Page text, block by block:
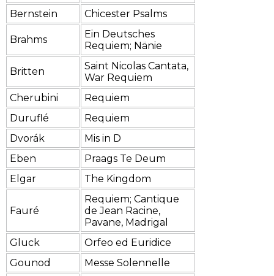
Bernstein
Chicester Psalms
Brahms
Ein Deutsches
Requiem; Nänie
Britten
Saint Nicolas Cantata,
War Requiem
Cherubini
Requiem
Duruflé
Requiem
Dvorák
Mis in D
Eben
Praags Te Deum
Elgar
The Kingdom
Fauré
Requiem; Cantique
de Jean Racine,
Pavane, Madrigal
Gluck
Orfeo ed Euridice
Gounod
Messe Solennelle